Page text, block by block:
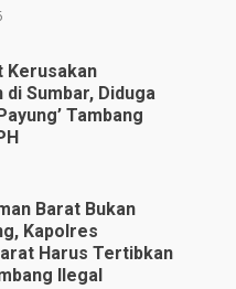
Kerusakan
di Sumbar, Diduga
Tambang
Barat Bukan
Kapolres
Harus Tertibkan
Ilegal